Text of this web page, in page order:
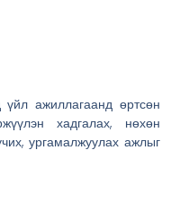
ажиллагаанд өртсөн
хадгалах, нөхөн
ургамалжуулах ажлыг